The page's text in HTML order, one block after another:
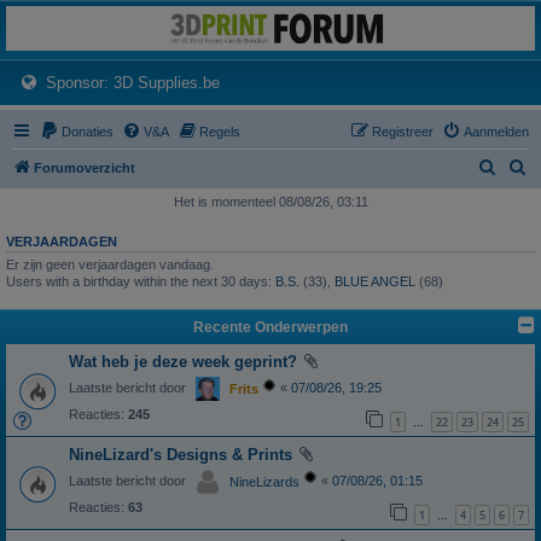
Het 3D print forum van de Benelux na de sluiting van 3dprintforum.nl
Sponsor: 3D Supplies.be(Opens a new tab)
Donaties V&A Regels Aanmelden
Registreer
Forumoverzicht
k
k
Het is momenteel 08/08/26, 03:11
VERJAARDAGEN
Er zijn geen verjaardagen vandaag.
Users with a birthday within the next 30 days: B.S. (33), BLUE ANGEL (68)
Recente Onderwerpen
Wat heb je deze week geprint?
Laatste bericht door Frits « 07/08/26, 19:25
Reacties: 245 1 … 22 23 24 25
NineLizard's Designs & Prints
Laatste bericht door NineLizards « 07/08/26, 01:15
Reacties: 63 1 … 4 5 6 7